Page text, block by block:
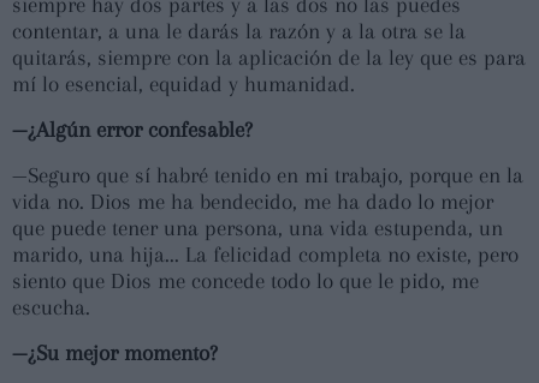
contentar, a una le darás la razón y a la otra se la
quitarás, siempre con la aplicación de la ley que es para
mí lo esencial, equidad y humanidad.
—¿Algún error confesable?
—Seguro que sí habré tenido en mi trabajo, porque en la
vida no. Dios me ha bendecido, me ha dado lo mejor
que puede tener una persona, una vida estupenda, un
marido, una hija... La felicidad completa no existe, pero
siento que Dios me concede todo lo que le pido, me
escucha.
—¿Su mejor momento?